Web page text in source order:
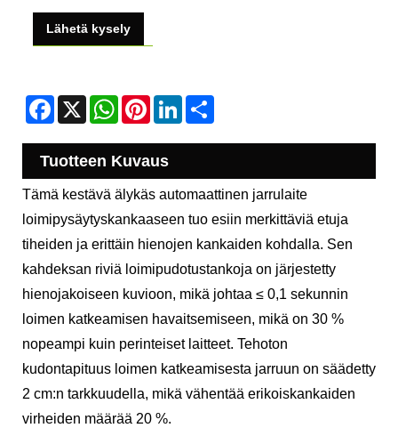
Lähetä kysely
Facebook
X WhatsApp
PinterestLinkedIn
Tuotteen Kuvaus
Tämä kestävä älykäs automaattinen jarrulaite
loimipysäytyskankaaseen tuo esiin merkittäviä etuja
tiheiden ja erittäin hienojen kankaiden kohdalla. Sen
kahdeksan riviä loimipudotustankoja on järjestetty
hienojakoiseen kuvioon, mikä johtaa ≤ 0,1 sekunnin
loimen katkeamisen havaitsemiseen, mikä on 30 %
nopeampi kuin perinteiset laitteet. Tehoton
kudontapituus loimen katkeamisesta jarruun on säädetty
2 cm:n tarkkuudella, mikä vähentää erikoiskankaiden
virheiden määrää 20 %.